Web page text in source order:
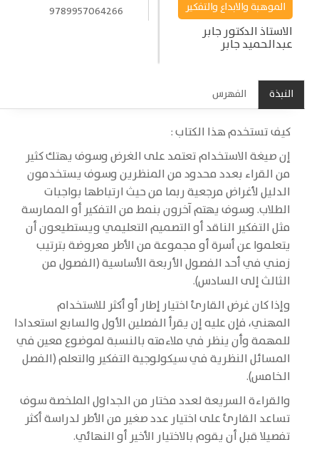
الموهبة والابداع والتفكير
الاستاذ الدكتور جابر
عبدالحميد جابر
9789957064266
النبذة الفهرس
كيف تستخدم هذا الكتاب :
إن صيغة الاستخدام تعتمد على الغرض وسوف يهتك كثير
من القراء بعدد محدود من المنظرين وسوف يستخدمون
الدليل لأغراض مرجعية ربما من حيث ارتباطها بواجبات
الطلاب. وسوف يهتم آخرون بنمط من التفكير أو الممارسة
مثل التفكير الناقد أو التصميم التعليمي ويستطيعون أن
يتعلموا عن أسرة أو مجموعة من الأطر معروضة بترتيب
زمني في أحد الفصول الأربعة الأساسية (الفصول من
الثالث إلى السادس).
وإذا كان غرض القارئ اختيار إطار أو أكثر للاستخدام
المهني، فإن عليه إن يقرأ الفصلين الأول والسابع استعدادا
للمهمة وأن ينظر في ملاءمته بالنسبة لموضوع معين في
المسائل النظرية في سيكولوجية التفكير والتعلم (الفصل
الخامس).
والقراءة السريعة لعدد مختار من الجداول الملخصة سوف
تساعد القارئ على اختيار عدد صغير من الأطر لدراسة أكثر
تفصيلا قبل أن يقوم بالاختيار الأخير أو النهائي.